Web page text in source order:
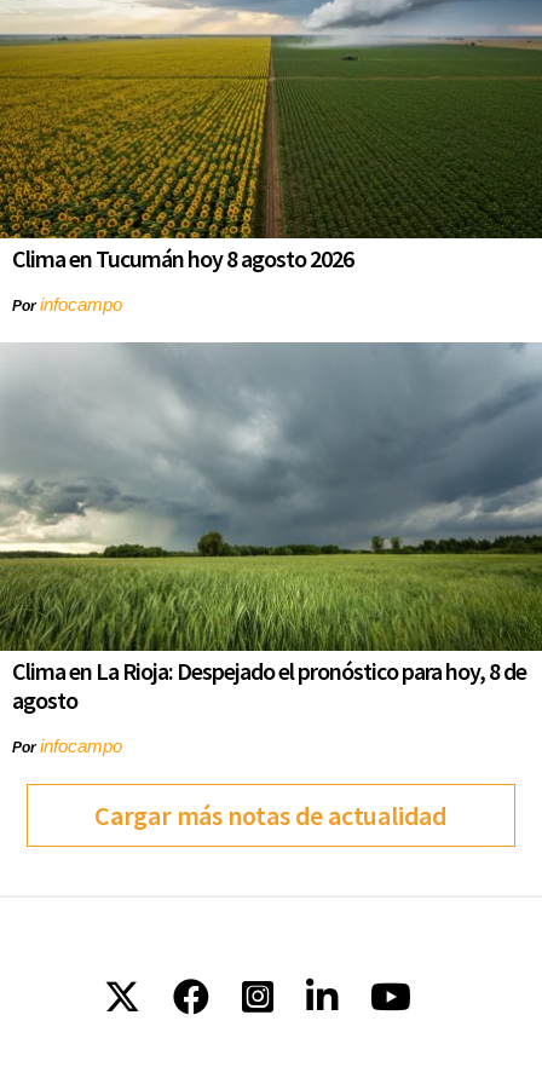
Clima en Tucumán hoy 8 agosto 2026
Porinfocampo
Clima en La Rioja: Despejado el pronóstico para hoy, 8 de
agosto
Porinfocampo
Cargar más notas de actualidad